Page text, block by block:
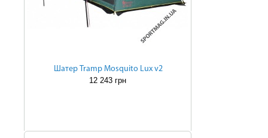
Шатер Tramp Mosquito Lux v2
12 243 грн